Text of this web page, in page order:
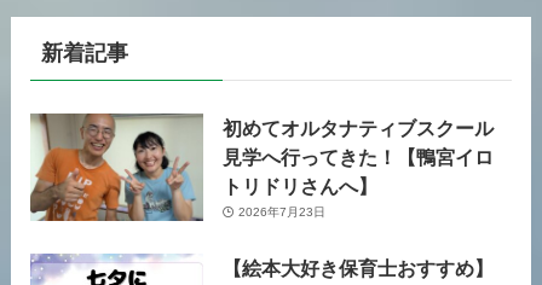
新着記事
初めてオルタナティブスクール
見学へ行ってきた！【鴨宮イロ
トリドリさんへ】
2026年7月23日
【絵本大好き保育士おすすめ】